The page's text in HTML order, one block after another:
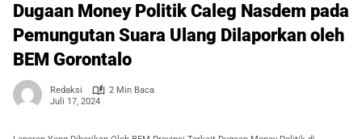
Dugaan Money Politik Caleg Nasdem pada
Pemungutan Suara Ulang Dilaporkan oleh
BEM Gorontalo
Redaksi
2 Min Baca
Juli 17, 2024